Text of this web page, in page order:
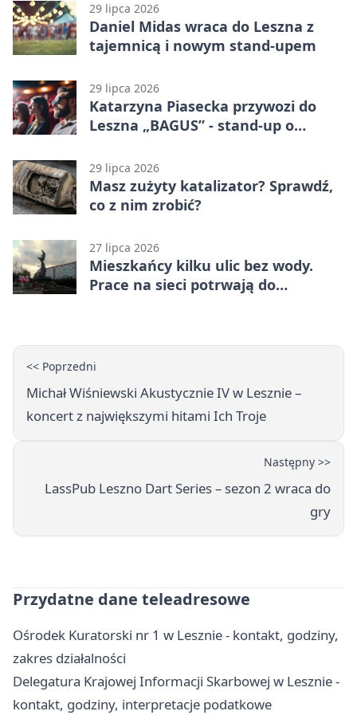
29 lipca 2026
Daniel Midas wraca do Leszna z
tajemnicą i nowym stand-upem
29 lipca 2026
Katarzyna Piasecka przywozi do
Leszna „BAGUS” - stand-up o
29 lipca 2026
Masz zużyty katalizator? Sprawdź,
co z nim zrobić?
27 lipca 2026
Mieszkańcy kilku ulic bez wody.
Prace na sieci potrwają do
<< Poprzedni
Michał Wiśniewski Akustycznie IV w Lesznie –
koncert z największymi hitami Ich Troje
Następny >>
LassPub Leszno Dart Series – sezon 2 wraca do
gry
Przydatne dane teleadresowe
Ośrodek Kuratorski nr 1 w Lesznie - kontakt, godziny,
zakres działalności
Delegatura Krajowej Informacji Skarbowej w Lesznie -
kontakt, godziny, interpretacje podatkowe